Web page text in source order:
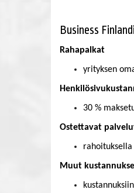
Business
Rahapalkat
yrityksen
30 %
Ostettavat
Muut